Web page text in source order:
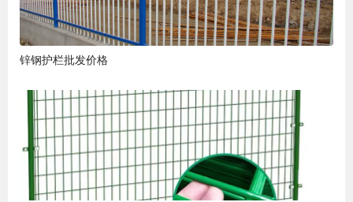
锌钢护栏批发价格